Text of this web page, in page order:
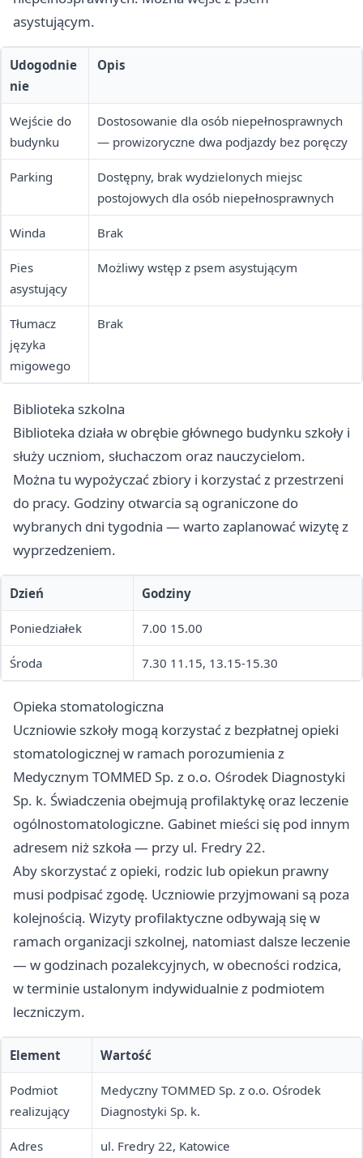
asystującym.
Udogodnie
nie
Opis
Wejście do
budynku
Dostosowanie dla osób niepełnosprawnych
— prowizoryczne dwa podjazdy bez poręczy
Parking
Dostępny, brak wydzielonych miejsc
postojowych dla osób niepełnosprawnych
Winda Brak
Pies
asystujący
Możliwy wstęp z psem asystującym
Tłumacz
języka
migowego
Brak
Biblioteka szkolna
Biblioteka działa w obrębie głównego budynku szkoły i
służy uczniom, słuchaczom oraz nauczycielom.
Można tu wypożyczać zbiory i korzystać z przestrzeni
do pracy. Godziny otwarcia są ograniczone do
wybranych dni tygodnia — warto zaplanować wizytę z
wyprzedzeniem.
Dzień Godziny
Poniedziałek 7.00 15.00
Środa 7.30 11.15, 13.15-15.30
Opieka stomatologiczna
Uczniowie szkoły mogą korzystać z bezpłatnej opieki
stomatologicznej w ramach porozumienia z
Medycznym TOMMED Sp. z o.o. Ośrodek Diagnostyki
Sp. k. Świadczenia obejmują profilaktykę oraz leczenie
ogólnostomatologiczne. Gabinet mieści się pod innym
adresem niż szkoła — przy ul. Fredry 22.
Aby skorzystać z opieki, rodzic lub opiekun prawny
musi podpisać zgodę. Uczniowie przyjmowani są poza
kolejnością. Wizyty profilaktyczne odbywają się w
ramach organizacji szkolnej, natomiast dalsze leczenie
— w godzinach pozalekcyjnych, w obecności rodzica,
w terminie ustalonym indywidualnie z podmiotem
leczniczym.
Element Wartość
Podmiot
realizujący
Medyczny TOMMED Sp. z o.o. Ośrodek
Diagnostyki Sp. k.
Adres
ul. Fredry 22, Katowice